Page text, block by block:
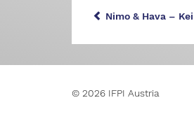
Nimo & Hava –
© 2026 IFPI Austria